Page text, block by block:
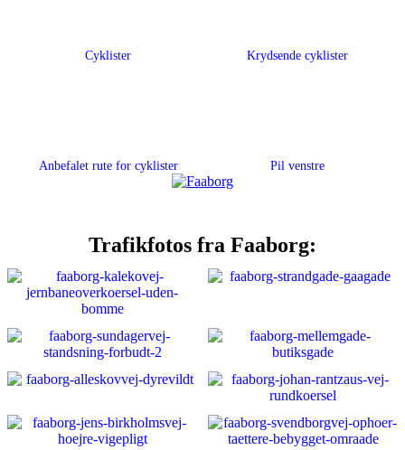
Cyklister Krydsende cyklister
Anbefalet rute for cyklister Pil venstre
Trafikfotos fra Faaborg: